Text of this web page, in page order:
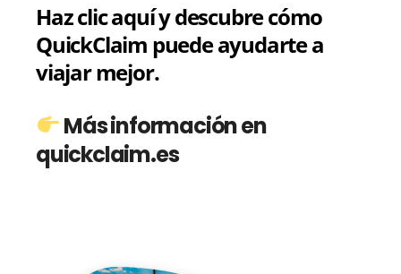
Haz clic aquí y descubre cómo
QuickClaim puede ayudarte a
viajar mejor.
Más información en
quickclaim.es